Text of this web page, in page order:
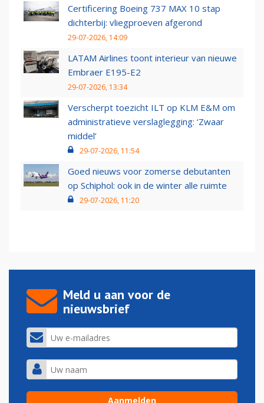
Certificering Boeing 737 MAX 10 stap
dichterbij: vliegproeven afgerond
29-07-2026, 14:09
LATAM Airlines toont interieur van nieuwe
Embraer E195-E2
29-07-2026, 13:34
Verscherpt toezicht ILT op KLM E&M om
administratieve verslaglegging: ‘Zwaar
middel’
29-07-2026, 11:54
Goed nieuws voor zomerse debutanten
op Schiphol: ook in de winter alle ruimte
29-07-2026, 11:20
Meld u aan voor de
nieuwsbrief